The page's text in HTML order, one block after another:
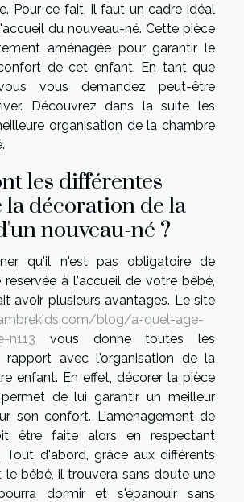
Pour ce fait, il faut un cadre idéal
du nouveau-né. Cette pièce
aménagée pour garantir le
de cet enfant. En tant que
vous demandez peut-être
Découvrez dans la suite les
organisation de la chambre
les différentes
la décoration de la
nouveau-né ?
qu'il n'est pas obligatoire de
à l'accueil de votre bébé,
avoir plusieurs avantages. Le site
blog/a-quel-age-
n113 vous donne toutes les
rapport avec l'organisation de la
enfant. En effet, décorer la pièce
de lui garantir un meilleur
son confort. L'aménagement de
être faite alors en respectant
Tout d'abord, grâce aux différents
bébé, il trouvera sans doute une
dormir et s'épanouir sans